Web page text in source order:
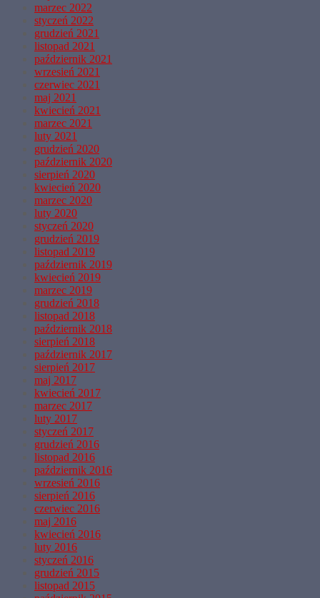
marzec 2022
styczeń 2022
grudzień 2021
listopad 2021
październik 2021
wrzesień 2021
czerwiec 2021
maj 2021
kwiecień 2021
marzec 2021
luty 2021
grudzień 2020
październik 2020
sierpień 2020
kwiecień 2020
marzec 2020
luty 2020
styczeń 2020
grudzień 2019
listopad 2019
październik 2019
kwiecień 2019
marzec 2019
grudzień 2018
listopad 2018
październik 2018
sierpień 2018
październik 2017
sierpień 2017
maj 2017
kwiecień 2017
marzec 2017
luty 2017
styczeń 2017
grudzień 2016
listopad 2016
październik 2016
wrzesień 2016
sierpień 2016
czerwiec 2016
maj 2016
kwiecień 2016
luty 2016
styczeń 2016
grudzień 2015
listopad 2015